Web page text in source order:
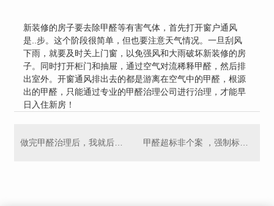
新装修的房子要去除甲醛等有害气体，首先打开窗户通风
是..步。这个阶段很简单，但也要注意天气情况。一旦刮风
下雨，就要及时关上门窗，以免强风和大雨破坏新装修的房
子。同时打开柜门和抽屉，通过空气对流稀释甲醛，然后排
出室外。开窗通风排出去的都是游离在空气中的甲醛，根源
出的甲醛，只能通过专业的甲醛治理公司进行治理，才能早
日入住新房！